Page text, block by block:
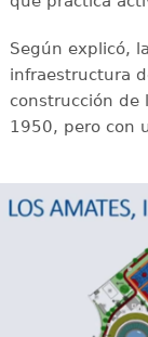
Según explicó,
infraestructura
construcción de
1950, pero con